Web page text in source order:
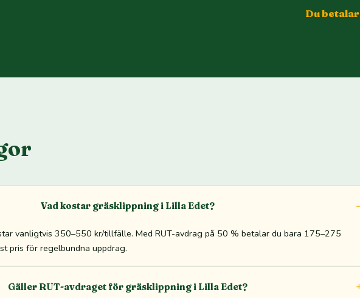
Du betalar
Vad kostar gräsklippning i Lilla Edet?
vanligtvis 350–550 kr/tillfälle. Med RUT-avdrag på 50 % betalar du bara 175–275
pris för regelbundna uppdrag.
Gäller RUT-avdraget för gräsklippning i Lilla Edet?